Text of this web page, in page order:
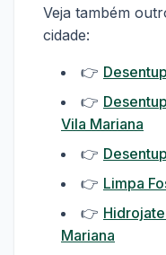
Veja também
cidade:
👉
👉
Vila Mariana
👉
👉 Limpa
👉
Mariana